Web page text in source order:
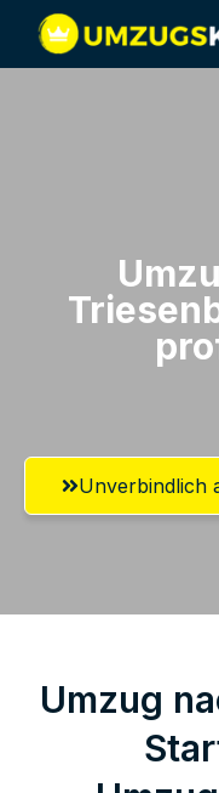
Unverbindlich
Umzug